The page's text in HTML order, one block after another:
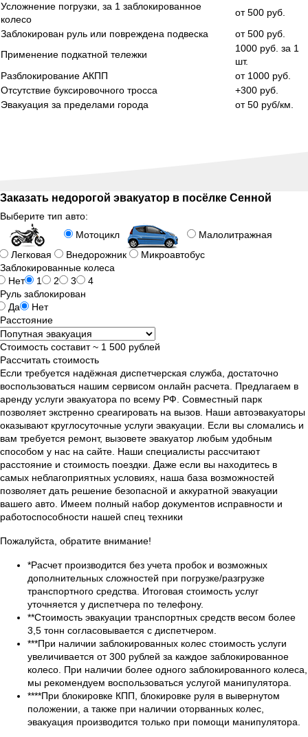
Усложнение погрузки, за 1 заблокированное
колесо
от 500 руб.
Заблокирован руль или повреждена подвеска
от 500 руб.
Применение подкатной тележки
1000 руб. за 1
шт.
Разблокирование АКПП
от 1000 руб.
Отсутствие буксировочного тросса
+300 руб.
Эвакуация за пределами города
от 50 руб/км.
Заказать недорогой эвакуатор в посёлке Сенной
Выберите тип авто:
Мотоцикл
Малолитражная
Легковая
Внедорожник
Микроавтобус
Заблокированные колеса
Нет
1 2 3
4
Руль заблокирован
Да
Нет
Расстояние
Стоимость составит ~ 1 500 рублей
Рассчитать стоимость
Если требуется надёжная диспетчерская служба, достаточно
воспользоваться нашим сервисом онлайн расчета. Предлагаем в
аренду услуги эвакуатора по всему РФ. Совместный парк
позволяет экстренно среагировать на вызов. Наши автоэвакуаторы
оказывают круглосуточные услуги эвакуации. Если вы сломались и
вам требуется ремонт, вызовете эвакуатор любым удобным
способом у нас на сайте. Наши специалисты рассчитают
расстояние и стоимость поездки. Даже если вы находитесь в
самых неблагоприятных условиях, наша база возможностей
позволяет дать решение безопасной и аккуратной эвакуации
вашего авто. Имеем полный набор документов исправности и
работоспособности нашей спец техники
Пожалуйста, обратите внимание!
*Расчет производится без учета пробок и возможных
дополнительных сложностей при погрузке/разгрузке
транспортного средства. Итоговая стоимость услуг
уточняется у диспетчера по телефону.
**Стоимость эвакуации транспортных средств весом более
3,5 тонн согласовывается с диспетчером.
***При наличии заблокированных колес стоимость услуги
увеличивается от 300 рублей за каждое заблокированное
колесо. При наличии более одного заблокированного колеса,
мы рекомендуем воспользоваться услугой манипулятора.
****При блокировке КПП, блокировке руля в вывернутом
положении, а также при наличии оторванных колес,
эвакуация производится только при помощи манипулятора.